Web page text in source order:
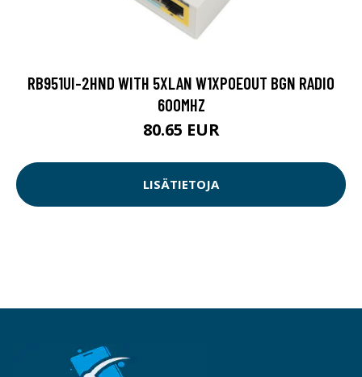
RB951UI-2HND WITH 5XLAN W1XPOEOUT BGN RADIO
600MHZ
80.65 EUR
LISÄTIETOJA